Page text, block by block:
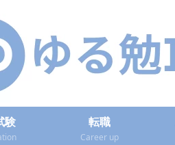
験
転職
Career up